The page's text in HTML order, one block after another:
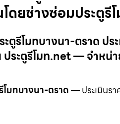
ดยช่างซ่อมประตูรี
ตูรีโมทบางนา-ตราด ป
ประตูรีโมท.net — จำหน่
โมทบางนา-ตราด— ประเมินรา